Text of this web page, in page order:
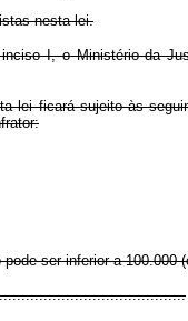
nesta lei.
I, o Ministério da
lei ficará sujeito às
ser inferior a 100.000